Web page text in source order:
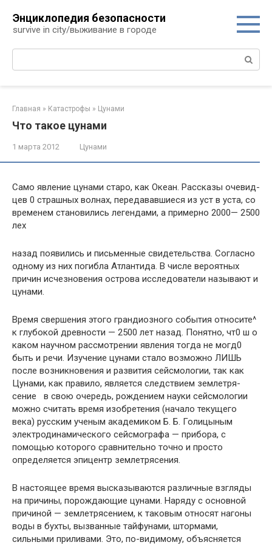
контенту
Энциклопедия безопасности
survive in city/выживание в городе
Поиск:
Главная » Катастрофы » Цунами
Что такое цунами
1 марта 2012 Цунами
Само явление цунами старо, как Океан. Рассказы очевид­
цев 0 страшных волнах, передававшиеся из уст в уста, со
временем становились легендами, а примерно 2000— 2500
лех
назад появились и письменные свидетельства. Согласно
одному из них погибла Атлантида. В числе ве­роятных
причин исчезновения острова исследователи на­зывают и
цунами.
Время свершения этого грандиозного события отно­сите^
к глубокой древности — 2500 лет назад. Понятно, чт0 ш о
каком научном рассмотрении явления тогда не могд0
быть и речи. Изучение цунами стало возможно ЛИШЬ
после возникновения и развития сейсмологии, так как
Цунами, как правило, является следствием землетря­
сение в свою очередь, рождением науки сейсмологии
можно считать время изобретения (начало текущего
века) русским ученым академиком Б. Б. Голицыным
электродинамического сейсмографа — прибора, с
помощью которого сравнительно точно и просто
определяется эпи­центр землетрясения.
В настоящее время высказываются различные взгля­ды
на причины, порождающие цунами. Наряду с основ­ной
причиной — землетрясением, к таковым относят на­гоны
воды в бухты, вызванные тайфунами, штормами,
сильными приливами. Это, по-видимому, объясняется